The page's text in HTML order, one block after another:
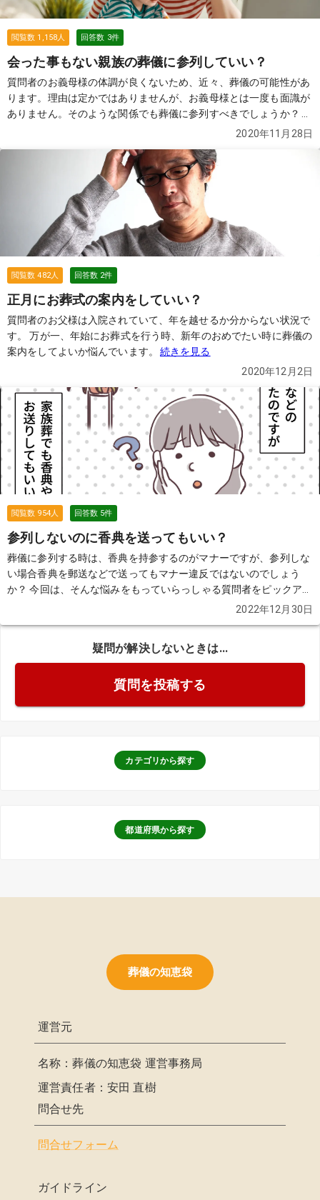
閲覧数 1,158人 回答数 3件
会った事もない親族の葬儀に参列していい？
質問者のお義母様の体調が良くないため、近々、葬儀の可能性があ
ります。理由は定かではありませんが、お義母様とは一度も面識が
ありません。そのような関係でも葬儀に参列すべきでしょうか？
2020年11月28日
閲覧数482人 回答数 2件
正月にお葬式の案内をしていい？
質問者のお父様は入院されていて、年を越せるか分からない状況で
す。 万が一、年始にお葬式を行う時、新年のおめでたい時に葬儀の
案内をしてよいか悩んでいます。
続きを見る
2020年12月2日
閲覧数 954人 回答数 5件
参列しないのに香典を送ってもいい？
葬儀に参列する時は、香典を持参するのがマナーですが、参列しな
い場合香典を郵送などで送ってもマナー違反ではないのでしょう
か？ 今回は、そんな悩みをもっていらっしゃる質問者をピックアッ
2022年12月30日
疑問が解決しないときは...
質問を投稿する
カテゴリから探す
都道府県から探す
葬儀の知恵袋
運営元
名称：葬儀の知恵袋 運営事務局
運営責任者：安田 直樹
問合せ先
問合せフォーム
ガイドライン